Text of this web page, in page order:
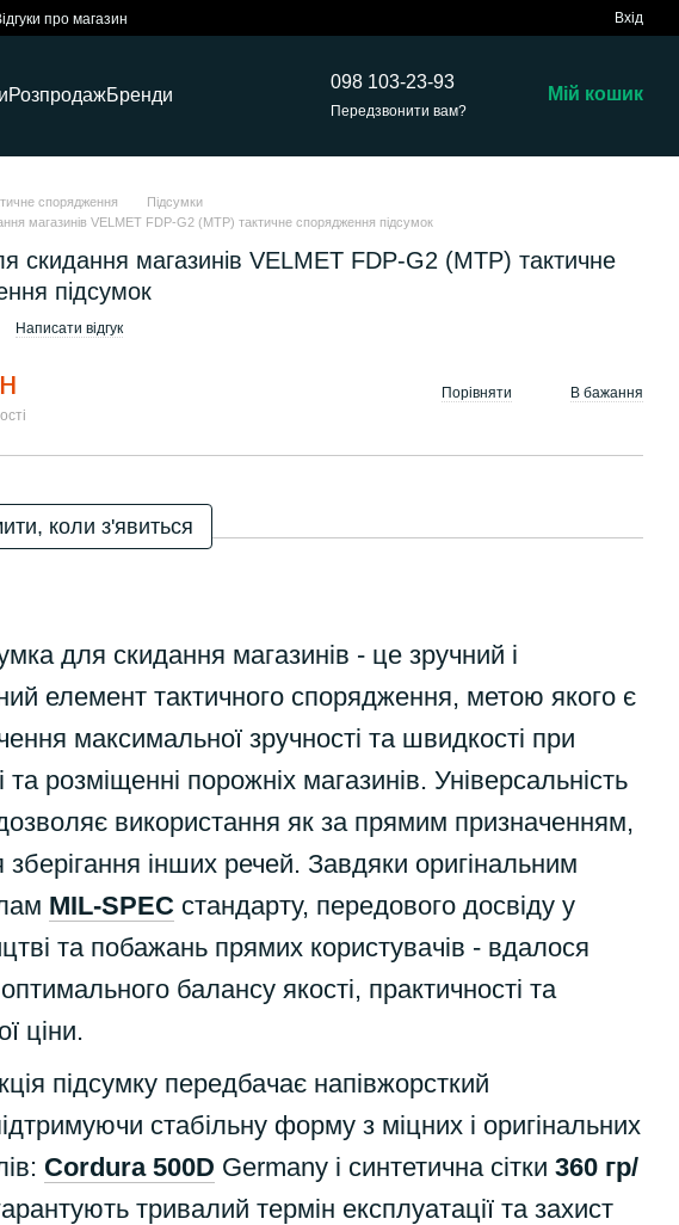
про магазин Вхід
РозпродажБренди
098 103-23-93
Передзвонити вам?
Мій кошик
спорядження
Підсумки
магазинів VELMET FDP-G2 (MTP) тактичне спорядження підсумок
скидання магазинів VELMET FDP-G2 (MTP) тактичне
підсумок
Написати відгук
Порівняти В бажання
коли з'явиться
для скидання магазинів - це зручний і
елемент тактичного спорядження, метою якого є
максимальної зручності та швидкості при
та розміщенні порожніх магазинів. Універсальність
використання як за прямим призначенням,
зберігання інших речей. Завдяки оригінальним
MIL-SPEC стандарту, передового досвіду у
та побажань прямих користувачів - вдалося
балансу якості, практичності та
ціни.
підсумку передбачає напівжорсткий
стабільну форму з міцних і оригінальних
Cordura 500D Germany і синтетична сітки 360 гр/
тривалий термін експлуатації та захист